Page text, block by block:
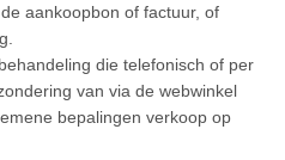
aankoopbon of factuur, of
die telefonisch of per
van via de webwinkel
bepalingen verkoop op